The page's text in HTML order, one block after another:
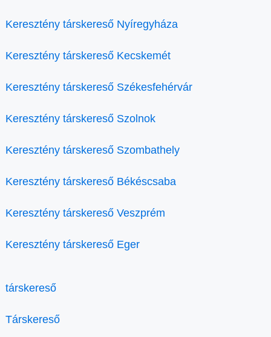
Keresztény társkereső Nyíregyháza
Keresztény társkereső Kecskemét
Keresztény társkereső Székesfehérvár
Keresztény társkereső Szolnok
Keresztény társkereső Szombathely
Keresztény társkereső Békéscsaba
Keresztény társkereső Veszprém
Keresztény társkereső Eger
társkereső
Társkereső